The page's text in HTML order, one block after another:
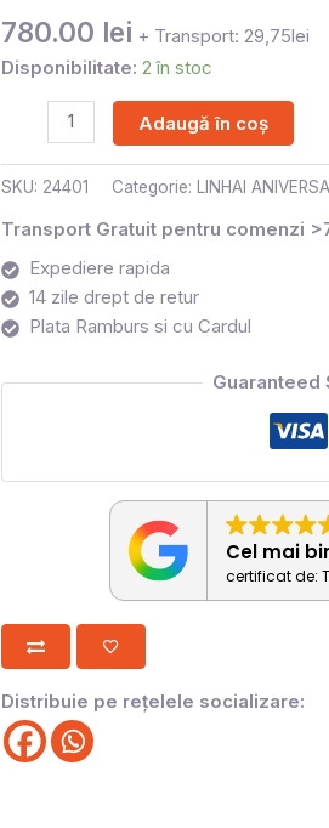
780.00 lei + Transport: 29,75lei
Disponibilitate: 2 în stoc
Adaugă în coș
SKU: 24401 Categorie: LINHAI
Transport Gratuit pentru comenzi
Expediere rapida
14 zile drept de retur
Plata Ramburs si cu Cardul
Guaranteed
Cel mai
certificat de:
Distribuie pe rețelele socializare: